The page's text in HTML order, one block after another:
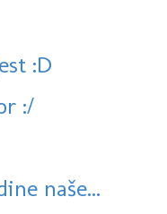
:D
:/
naše...